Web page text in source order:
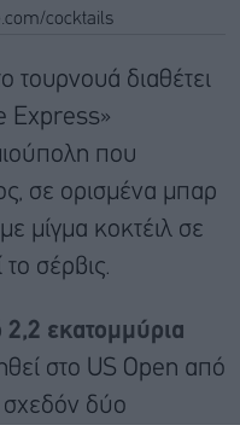
cocktails
τουρνουά διαθέτει
Express»
που
σε ορισμένα μπαρ
μίγμα κοκτέιλ σε
το σέρβις.
2,2 εκατομμύρια
στο US Open από
σχεδόν δύο